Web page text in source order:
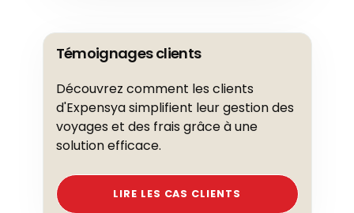
Témoignages clients
Découvrez comment les clients
d'Expensya simplifient leur gestion des
voyages et des frais grâce à une
solution efficace.
LIRE LES CAS CLIENTS